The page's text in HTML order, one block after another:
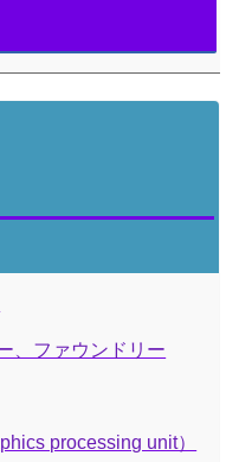
、ファウンドリー
processing unit）